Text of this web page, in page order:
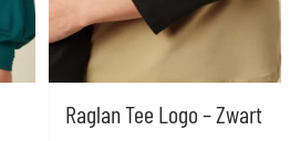
Raglan Tee Logo – Zwart